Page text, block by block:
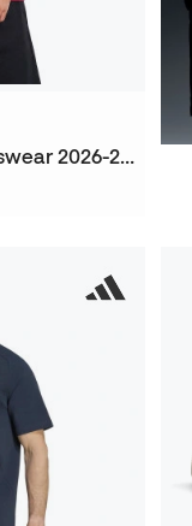
T-Shirt Fc Barcelona Fanswear 2026-2027